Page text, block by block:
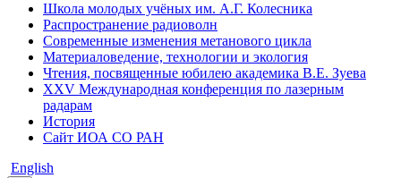
Школа молодых учёных им. А.Г. Колесника
Распространение радиоволн
Современные изменения метанового цикла
Материаловедение, технологии и экология
Чтения, посвященные юбилею академика В.Е. Зуева
XXV Международная конференция по лазерным
радарам
История
Сайт ИОА СО РАН
English